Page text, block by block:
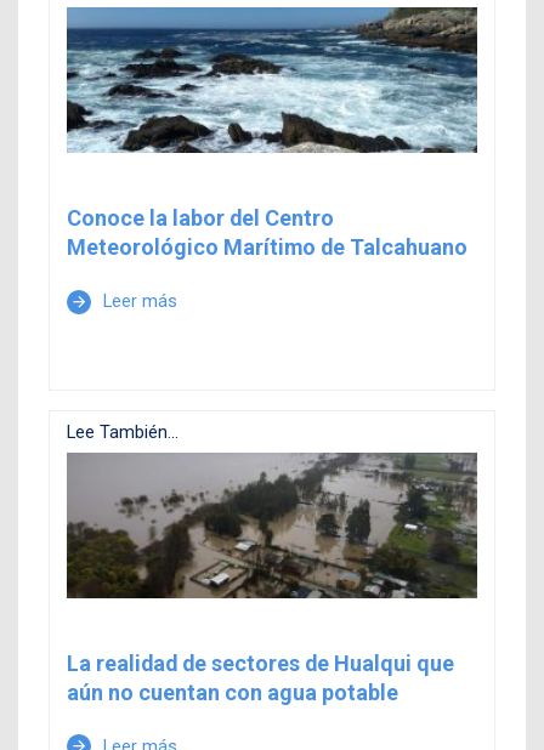
Conoce la labor del Centro
Meteorológico Marítimo de Talcahuano
arrow_forward Leer más
Lee También...
La realidad de sectores de Hualqui que
aún no cuentan con agua potable
arrow_forward